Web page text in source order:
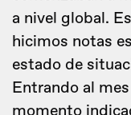
a nivel global.
hicimos notas
estado de
Entrando al
momento